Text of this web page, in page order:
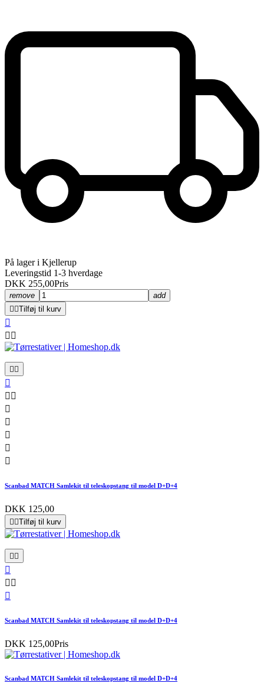
På lager i Kjellerup
Leveringstid 1-3 hverdage
DKK 255,00Pris
remove
add
 Tilføj til kurv

 
 

 





Scanbad MATCH Samlekit til teleskopstang til model D+D+4
DKK 125,00
 Tilføj til kurv
 

 

Scanbad MATCH Samlekit til teleskopstang til model D+D+4
DKK 125,00Pris
Scanbad MATCH Samlekit til teleskopstang til model D+D+4